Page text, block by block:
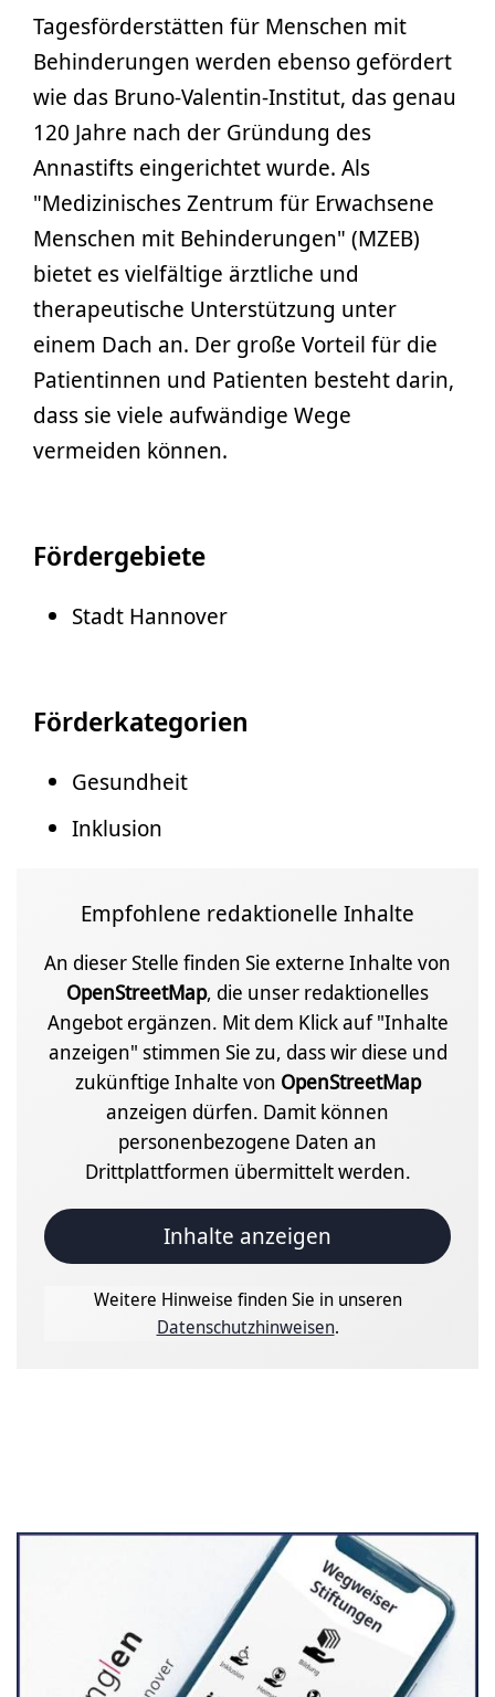
Tagesförderstätten für Menschen mit
Behinderungen werden ebenso gefördert
wie das Bruno-Valentin-Institut, das genau
120 Jahre nach der Gründung des
Annastifts eingerichtet wurde. Als
"Medizinisches Zentrum für Erwachsene
Menschen mit Behinderungen" (MZEB)
bietet es vielfältige ärztliche und
therapeutische Unterstützung unter
einem Dach an. Der große Vorteil für die
Patientinnen und Patienten besteht darin,
dass sie viele aufwändige Wege
vermeiden können.
Fördergebiete
Stadt Hannover
Förderkategorien
Gesundheit
Inklusion
Empfohlene redaktionelle Inhalte
An dieser Stelle finden Sie externe Inhalte von
OpenStreetMap, die unser redaktionelles
Angebot ergänzen. Mit dem Klick auf "Inhalte
anzeigen" stimmen Sie zu, dass wir diese und
zukünftige Inhalte von OpenStreetMap
anzeigen dürfen. Damit können
personenbezogene Daten an
Drittplattformen übermittelt werden.
Inhalte anzeigen
Weitere Hinweise finden Sie in unseren
Datenschutzhinweisen.